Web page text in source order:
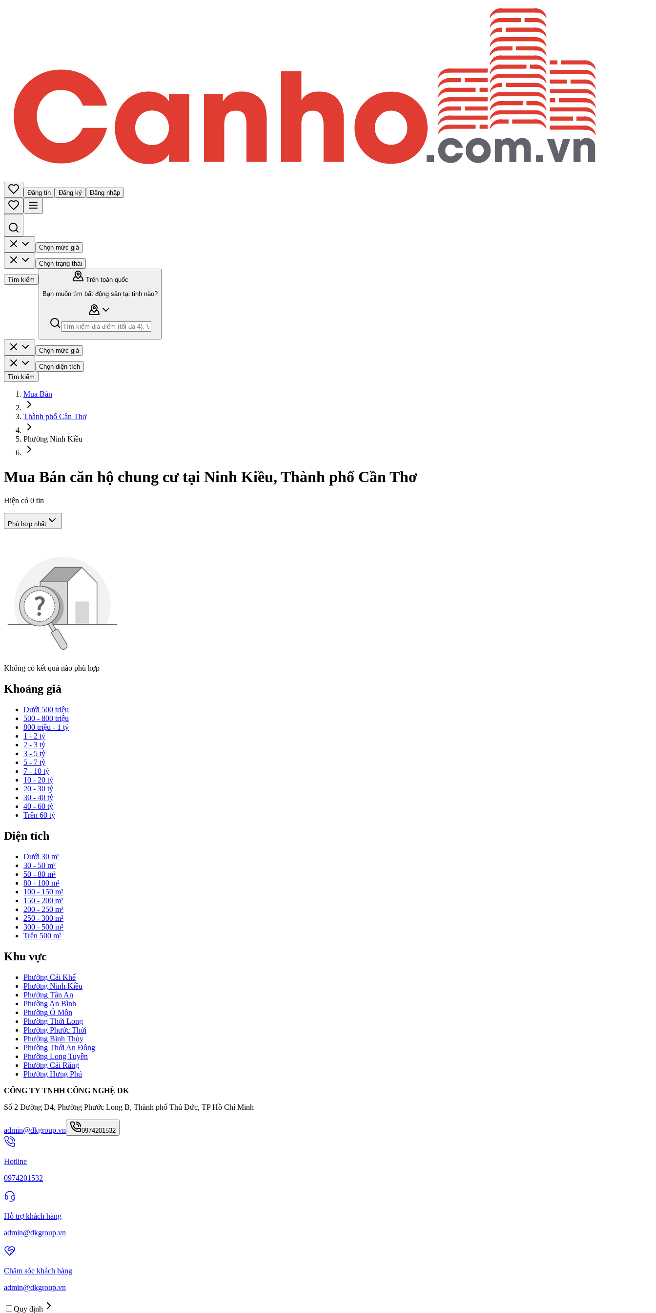
Đăng tin Đăng ký Đăng nhập
Chọn mức giá
Chọn trạng thái
Tìm kiếm
Trên toàn quốc
Bạn muốn tìm bất động sản tại tỉnh nào?
Chọn mức giá
Chọn diện tích
Tìm kiếm
Mua Bán
Thành phố Cần Thơ
Phường Ninh Kiều
Mua Bán căn hộ chung cư tại Ninh Kiều, Thành phố Cần Thơ
Hiện có 0 tin
Phù hợp nhất
Không có kết quả nào phù hợp
Khoảng giá
Dưới 500 triệu
500 - 800 triệu
800 triệu - 1 tỷ
1 - 2 tỷ
2 - 3 tỷ
3 - 5 tỷ
5 - 7 tỷ
7 - 10 tỷ
10 - 20 tỷ
20 - 30 tỷ
30 - 40 tỷ
40 - 60 tỷ
Trên 60 tỷ
Diện tích
Dưới 30 m²
30 - 50 m²
50 - 80 m²
80 - 100 m²
100 - 150 m²
150 - 200 m²
200 - 250 m²
250 - 300 m²
300 - 500 m²
Trên 500 m²
Khu vực
Phường Cái Khế
Phường Ninh Kiều
Phường Tân An
Phường An Bình
Phường Ô Môn
Phường Thới Long
Phường Phước Thới
Phường Bình Thủy
Phường Thới An Đông
Phường Long Tuyền
Phường Cái Răng
Phường Hưng Phú
CÔNG TY TNHH CÔNG NGHỆ DK
Số 2 Đường D4, Phường Phước Long B, Thành phố Thủ Đức, TP Hồ Chí Minh
admin@dkgroup.vn 0974201532
Hotline
0974201532
Hỗ trợ khách hàng
admin@dkgroup.vn
Chăm sóc khách hàng
admin@dkgroup.vn
Quy định